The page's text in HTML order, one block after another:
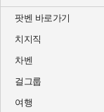
팟벤 바로가기
치지직
차벤
걸그룹
여행